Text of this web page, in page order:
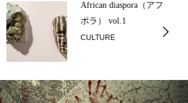
African diaspora（アフリカンディアス
ポラ） vol.1
CULTURE